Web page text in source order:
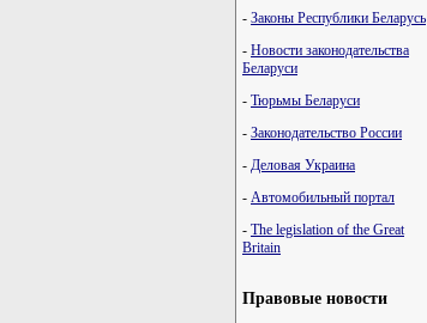
- Законы Республики Беларусь
- Новости законодательства
Беларуси
- Тюрьмы Беларуси
- Законодательство России
- Деловая Украина
- Автомобильный портал
- The legislation of the Great
Britain
Правовые новости